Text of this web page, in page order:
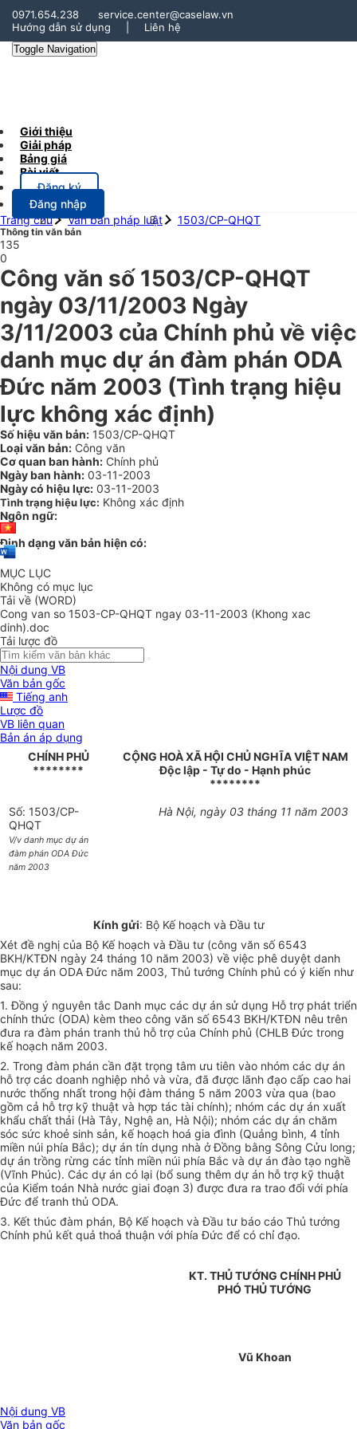
0971.654.238
service.center@caselaw.vn
Hướng dẫn sử dụng
Liên hệ
Toggle Navigation
Giới thiệu
Giải pháp
Bảng giá
Bài viết
Đăng ký
Đăng nhập
Trang chủ
Văn bản pháp luật 1503/CP-QHQT
Thông tin văn bản
135
0
Công văn số 1503/CP-QHQT
ngày 03/11/2003 Ngày
3/11/2003 của Chính phủ về việc
danh mục dự án đàm phán ODA
Đức năm 2003 (Tình trạng hiệu
lực không xác định)
Số hiệu văn bản: 1503/CP-QHQT
Loại văn bản: Công văn
Cơ quan ban hành: Chính phủ
Ngày ban hành: 03-11-2003
Ngày có hiệu lực: 03-11-2003
Tình trạng hiệu lực: Không xác định
Ngôn ngữ:
Định dạng văn bản hiện có:
MỤC LỤC
Không có mục lục
Tải về (WORD)
Cong van so 1503-CP-QHQT ngay 03-11-2003 (Khong xac
dinh).doc
Tải lược đồ
Nội dung VB
Văn bản gốc
Tiếng anh
Lược đồ
VB liên quan
Bản án áp dụng
CHÍNH PHỦ
********
CỘNG HOÀ XÃ HỘI CHỦ NGHĨA VIỆT NAM
Độc lập - Tự do - Hạnh phúc
********
Số: 1503/CP-
QHQT
V/v danh mục dự án
đàm phán ODA Đức
năm 2003
Hà Nội, ngày 03 tháng 11 năm 2003
Kính gửi: Bộ Kế hoạch và Đầu tư
Xét đề nghị của Bộ Kế hoạch và Đầu tư (công văn số 6543
BKH/KTĐN ngày 24 tháng 10 năm 2003) về việc phê duyệt danh
mục dự án ODA Đức năm 2003, Thủ tướng Chính phủ có ý kiến như
sau:
1. Đồng ý nguyên tắc Danh mục các dự án sử dụng Hỗ trợ phát triển
chính thức (ODA) kèm theo công văn số 6543 BKH/KTĐN nêu trên
đưa ra đàm phán tranh thủ hỗ trợ của Chính phủ (CHLB Đức trong
kế hoạch năm 2003.
2. Trong đàm phán cần đặt trọng tâm ưu tiên vào nhóm các dự án
hỗ trợ các doanh nghiệp nhỏ và vừa, đã được lãnh đạo cấp cao hai
nước thống nhất trong hội đàm tháng 5 năm 2003 vừa qua (bao
gồm cả hỗ trợ kỹ thuật và hợp tác tài chính); nhóm các dự án xuất
khẩu chất thải (Hà Tây, Nghệ an, Hà Nội); nhóm các dự án chăm
sóc sức khoẻ sinh sản, kế hoạch hoá gia đình (Quảng bình, 4 tỉnh
miền núi phía Bắc); dự án tín dụng nhà ở Đồng bằng Sông Cửu long;
dự án trồng rừng các tỉnh miền núi phía Bắc và dự án đào tạo nghề
(Vĩnh Phúc). Các dự án có lại (bổ sung thêm dự án hỗ trợ kỹ thuật
của Kiểm toán Nhà nước giai đoạn 3) được đưa ra trao đổi với phía
Đức để tranh thủ ODA.
3. Kết thúc đàm phán, Bộ Kế hoạch và Đầu tư báo cáo Thủ tướng
Chính phủ kết quả thoả thuận với phía Đức để có chỉ đạo.
KT. THỦ TƯỚNG CHÍNH PHỦ
PHÓ THỦ TƯỚNG
Vũ Khoan
Nội dung VB
Văn bản gốc